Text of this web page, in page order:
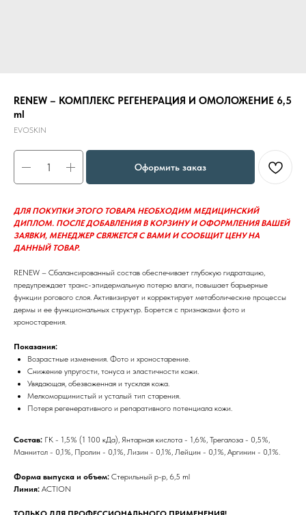
RENEW – КОМПЛЕКС РЕГЕНЕРАЦИЯ И ОМОЛОЖЕНИЕ 6,5
ml
EVOSKIN
Оформить заказ
ДЛЯ ПОКУПКИ ЭТОГО ТОВАРА НЕОБХОДИМ МЕДИЦИНСКИЙ
ДИПЛОМ. ПОСЛЕ ДОБАВЛЕНИЯ В КОРЗИНУ И ОФОРМЛЕНИЯ ВАШЕЙ
ЗАЯВКИ, МЕНЕДЖЕР СВЯЖЕТСЯ С ВАМИ И СООБЩИТ ЦЕНУ НА
ДАННЫЙ ТОВАР.
RENEW – Cбалансированный состав обеспечивает глубокую гидратацию,
предупреждает транс-эпидермальную потерю влаги, повышает барьерные
функции рогового слоя. Активизирует и корректирует метаболические процессы
дермы и ее функциональных структур. Борется с признаками фото и
хроностарения.
Показания:
Возрастные изменения. Фото и хроностарение.
Снижение упругости, тонуса и эластичности кожи.
Увядающая, обезвоженная и тусклая кожа.
Мелкоморщинистый и усталый тип старения.
Потеря регенеративного и репаративного потенциала кожи.
Состав: ГК - 1,5% (1 100 кДа), Янтарная кислота - 1,6%, Трегалоза - 0,5%,
Маннитол - 0,1%, Пролин - 0,1%, Лизин - 0,1%, Лейцин - 0,1%, Аргинин - 0,1%.
Форма выпуска и объем: Стерильный р-р, 6,5 ml
Линия: ACTION